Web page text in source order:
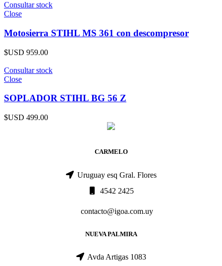
Consultar stock
Close
Motosierra STIHL MS 361 con descompresor
$USD 959.00
Consultar stock
Close
SOPLADOR STIHL BG 56 Z
$USD 499.00
CARMELO
Uruguay esq Gral. Flores
4542 2425
contacto@igoa.com.uy
NUEVA PALMIRA
Avda Artigas 1083